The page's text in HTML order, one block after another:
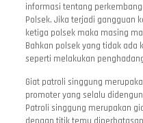
informasi tentang
Polsek. Jika terjadi gangguan
ketiga polsek maka masing
Bahkan polsek yang tidak
seperti melakukan
Giat patroli singgung
promoter yang selalu
Patroli singgung merupakan